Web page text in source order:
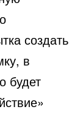
создать
в
будет